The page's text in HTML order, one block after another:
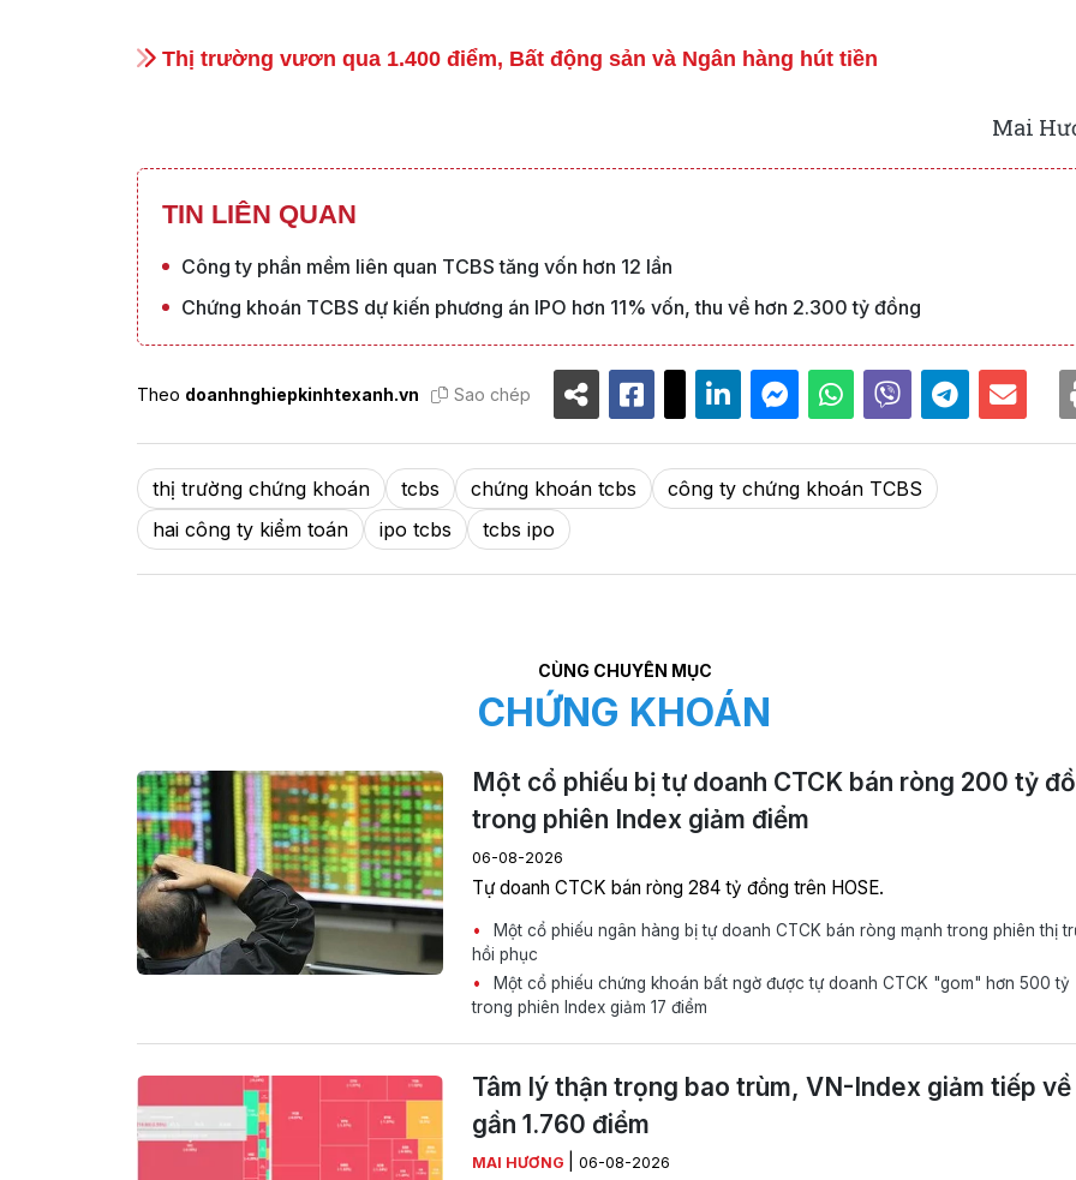
Thị trường vươn qua 1.400 điểm, Bất động sản và Ngân hàng hút tiền
Mai
TIN LIÊN QUAN
Công ty phần mềm liên quan TCBS tăng vốn hơn 12 lần
Chứng khoán TCBS dự kiến phương án IPO hơn 11% vốn, thu về hơn 2.300 tỷ đồng
Theo doanhnghiepkinhtexanh.vn Sao chép
thị trường chứng khoán tcbs chứng khoán tcbs
công ty chứng khoán TCBS
hai công ty kiểm toán
ipo tcbs tcbs ipo
CÙNG CHUYÊN MỤC
CHỨNG KHOÁN
Một cổ phiếu bị tự doanh CTCK bán ròng 200 tỷ
trong phiên Index giảm điểm
06-08-2026
Tự doanh CTCK bán ròng 284 tỷ đồng trên HOSE.
Một cổ phiếu ngân hàng bị tự doanh CTCK bán ròng mạnh trong phiên thị
hồi phục
Một cổ phiếu chứng khoán bất ngờ được tự doanh CTCK "gom" hơn 500 tỷ
trong phiên Index giảm 17 điểm
Tâm lý thận trọng bao trùm, VN-Index giảm tiếp về
gần 1.760 điểm
MAI HƯƠNG 06-08-2026